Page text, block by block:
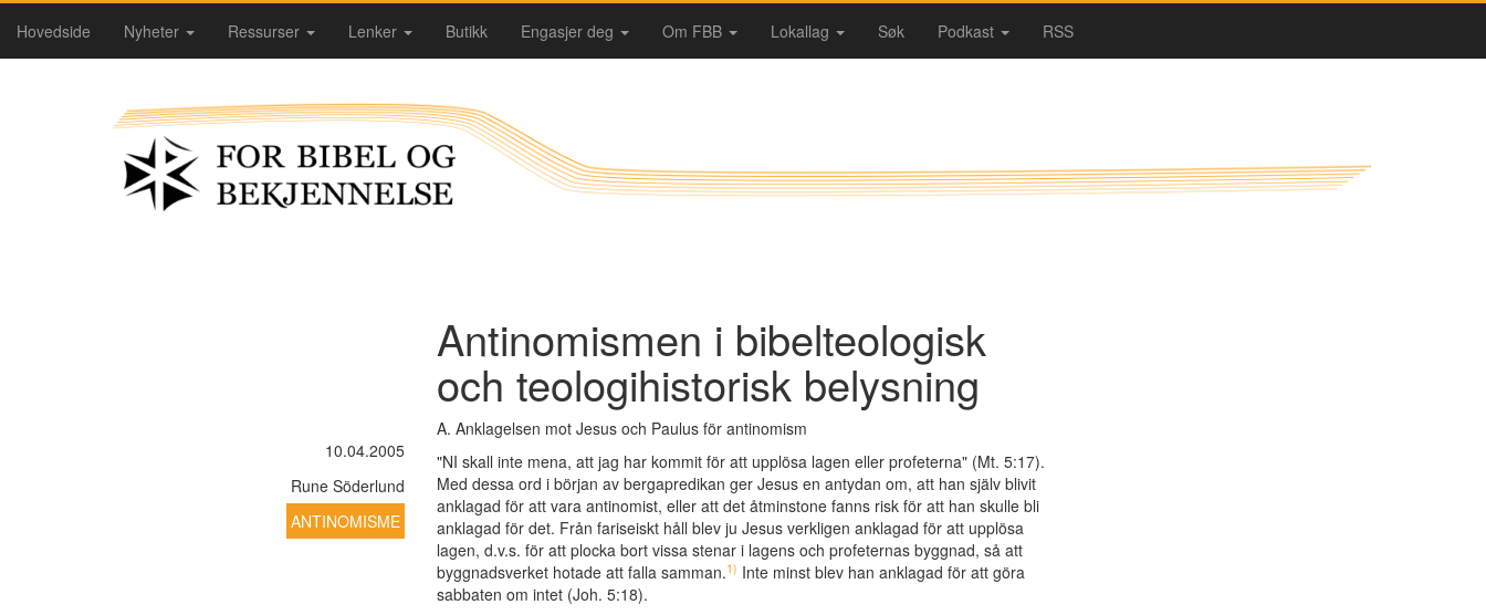
Hovedside Nyheter Ressurser Lenker Butikk Engasjer deg Om FBB Lokallag Søk Podkast RSS
Antinomismen i bibelteologisk
och teologihistorisk belysning
10.04.2005
Rune Söderlund
ANTINOMISME
A. Anklagelsen mot Jesus och Paulus för antinomism
"NI skall inte mena, att jag har kommit för att upplösa lagen eller profeterna" (Mt. 5:17).
Med dessa ord i början av bergapredikan ger Jesus en antydan om, att han själv blivit
anklagad för att vara antinomist, eller att det åtminstone fanns risk för att han skulle bli
anklagad för det. Från fariseiskt håll blev ju Jesus verkligen anklagad för att upplösa
lagen, d.v.s. för att plocka bort vissa stenar i lagens och profeternas byggnad, så att
byggnadsverket hotade att falla samman.1) Inte minst blev han anklagad för att göra
sabbaten om intet (Joh. 5:18).